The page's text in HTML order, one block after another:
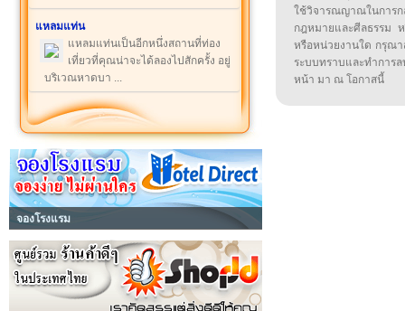
แหลมแท่น
แหลมแท่นเป็นอีกหนึ่งสถานที่ท่อง
เที่ยวที่คุณน่าจะได้ลองไปสักครั้ง อยู่
บริเวณหาดบา ...
จองโรงแรม
ใช้วิจารณญาณในกา
กฎหมายและศีลธรรม
หรือหน่วยงานใด กรุณา
ระบบทราบและทำกา
หน้า มา ณ โอกาสนี้